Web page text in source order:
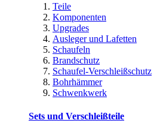
Teile
Komponenten
Upgrades
Ausleger und Lafetten
Schaufeln
Brandschutz
Schaufel-Verschleißschutz
Bohrhämmer
Schwenkwerk
Sets und Verschleißteile